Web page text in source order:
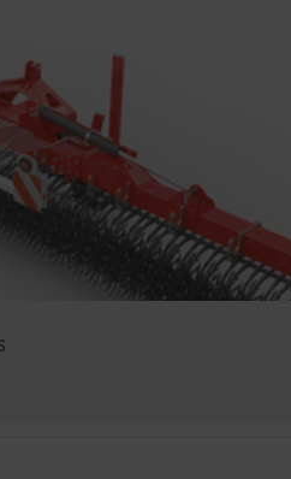
sociaux et pour
affichés sont
Durée
trouverez
6 Mois